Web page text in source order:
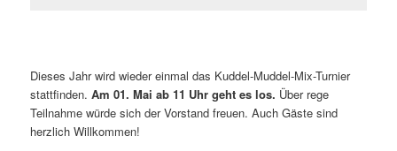
Dieses Jahr wird wieder einmal das Kuddel-Muddel-Mix-Turnier
stattfinden.Am 01. Mai ab 11 Uhr geht es los. Über rege
Teilnahme würde sich der Vorstand freuen. Auch Gäste sind
herzlich Willkommen!